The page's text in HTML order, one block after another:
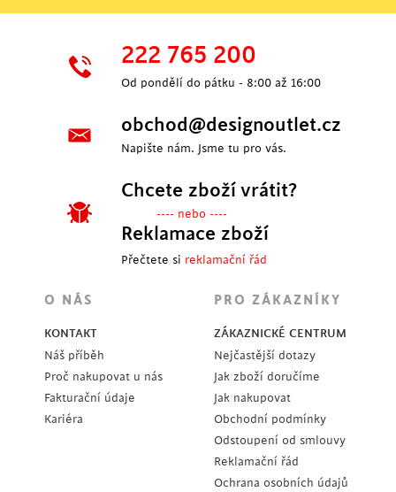
222 765 200
Od pondělí do pátku - 8:00 až 16:00
obchod@designoutlet.cz
Napište nám. Jsme tu pro vás.
Chcete zboží vrátit?
---- nebo ----
Reklamace zboží
Přečtete si reklamační řád
O NÁS
KONTAKT
Náš příběh
Proč nakupovat u nás
Fakturační údaje
Kariéra
PRO ZÁKAZNÍKY
ZÁKAZNICKÉ CENTRUM
Nejčastější dotazy
Jak zboží doručíme
Jak nakupovat
Obchodní podmínky
Odstoupení od smlouvy
Reklamační řád
Ochrana osobních údajů